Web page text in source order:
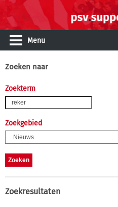
Menu
Zoeken naar
Zoekterm
Zoekgebied
Zoekresultaten